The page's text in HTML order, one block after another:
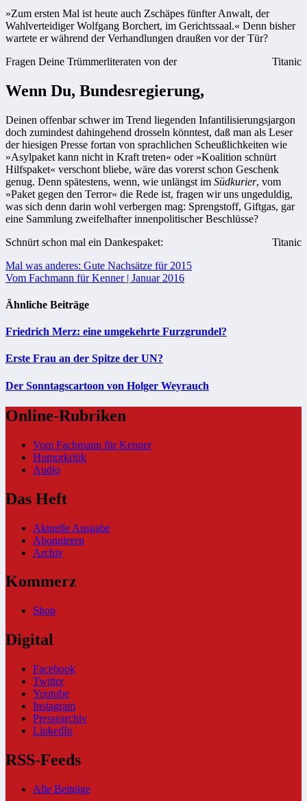
»Zum ersten Mal ist heute auch Zschäpes fünfter Anwalt, der
Wahlverteidiger Wolfgang Borchert, im Gerichtssaal.« Denn bisher
wartete er während der Verhandlungen draußen vor der Tür?
Fragen Deine Trümmerliteraten von der
Titanic
Wenn Du, Bundesregierung,
Deinen offenbar schwer im Trend liegenden Infantilisierungsjargon
doch zumindest dahingehend drosseln könntest, daß man als Leser
der hiesigen Presse fortan von sprachlichen Scheußlichkeiten wie
»Asylpaket kann nicht in Kraft treten« oder »Koalition schnürt
Hilfspaket« verschont bliebe, wäre das vorerst schon Geschenk
genug. Denn spätestens, wenn, wie unlängst im Südkurier, vom
»Paket gegen den Terror« die Rede ist, fragen wir uns ungeduldig,
was sich denn darin wohl verbergen mag: Sprengstoff, Giftgas, gar
eine Sammlung zweifelhafter innenpolitischer Beschlüsse?
Schnürt schon mal ein Dankespaket:
Titanic
Beitragsnavigation
Mal was anderes: Gute Nachsätze für 2015
Vom Fachmann für Kenner | Januar 2016
Ähnliche Beiträge
Friedrich Merz: eine umgekehrte Furzgrundel?
Erste Frau an der Spitze der UN?
Der Sonntagscartoon von Holger Weyrauch
Online-Rubriken
Vom Fachmann für Kenner
Humorkritik
Audio
Das Heft
Aktuelle Ausgabe
Abonnieren
Archiv
Kommerz
Shop
Digital
Facebook
Twitter
Youtube
Instagram
Pressearchiv
LinkedIn
RSS-Feeds
Alle Beiträge